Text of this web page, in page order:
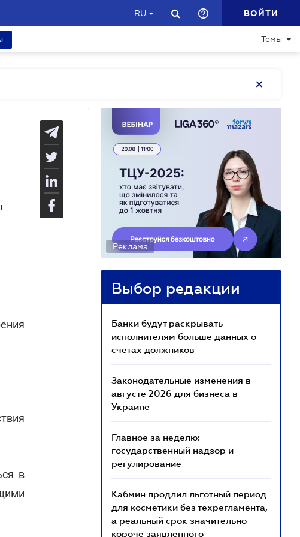
RU ВОЙТИ
Темы
в
Реклама
Выбор редакции
Банки будут раскрывать
исполнителям больше данных о
счетах должников
Законодательные изменения в
августе 2026 для бизнеса в
Украине
Главное за неделю:
государственный надзор и
регулирование
Кабмин продлил льготный период
для косметики без техрегламента,
а реальный срок значительно
короче заявленного